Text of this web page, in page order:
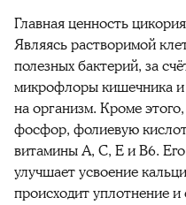
Главная ценность
Являясь растворимой
полезных бактерий, за
микрофлоры кишечника и
на организм. Кроме
фосфор, фолиевую
витамины А, С, Е и В6.
улучшает усвоение
происходит уплотнение и